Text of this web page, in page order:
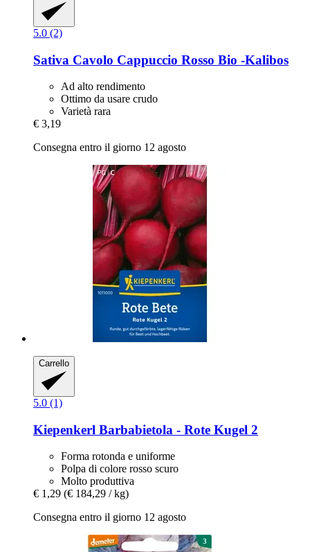
5.0 (2)
Sativa Cavolo Cappuccio Rosso Bio -​Kalibos
Ad alto rendimento
Ottimo da usare crudo
Varietà rara
€ 3,19
Consegna entro il giorno 12 agosto
Carrello
5.0 (1)
Kiepenkerl Barbabietola -​ Rote Kugel 2
Forma rotonda e uniforme
Polpa di colore rosso scuro
Molto produttiva
€ 1,29 (€ 184,29 / kg)
Consegna entro il giorno 12 agosto